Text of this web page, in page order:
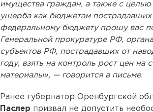
имущества граждан, а также с
ущерба как бюджетам пострадавших
федеральному бюджету прошу вас
Генеральной прокуратуре РФ,
субъектов РФ, пострадавших от
году, взять на контроль рост цен на
материалы», — говорится в письме.
Ранее губернатор Оренбургской
Паслер призвал не допустить